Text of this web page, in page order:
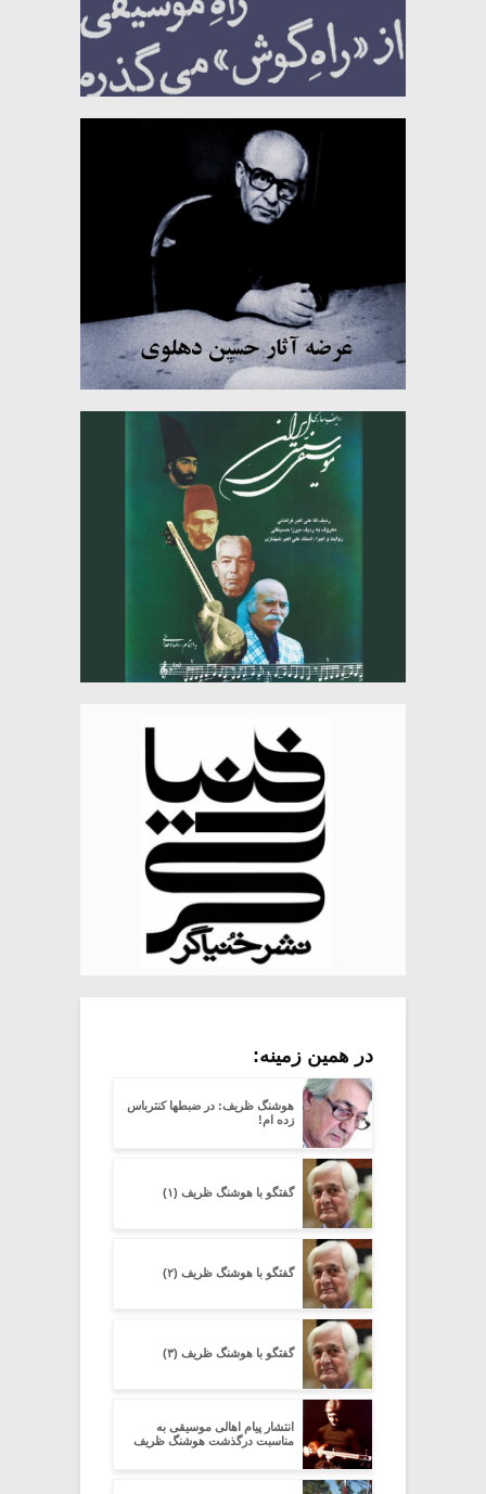
در همین زمینه:
هوشنگ ظریف: در ضبطها کنترباس
زده ام!
گفتگو با هوشنگ ظریف (۱)
گفتگو با هوشنگ ظریف (۲)
گفتگو با هوشنگ ظریف (۳)
انتشار پیام اهالی موسیقی به
مناسبت درگذشت هوشنگ ظریف